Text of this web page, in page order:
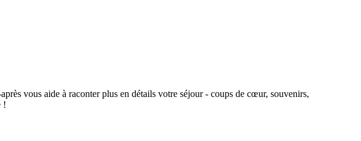
vous aide à raconter plus en détails votre séjour - coups de cœur, souvenirs,
!